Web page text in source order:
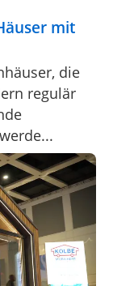
mit
die
regulär